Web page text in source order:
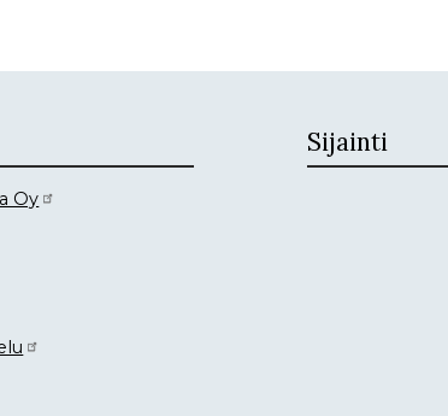
Oy
Sijainti